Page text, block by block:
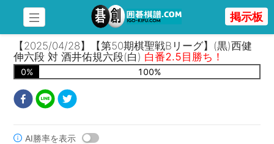
掲示板
【2025/04/28】【第50期棋聖戦Bリーグ】(黒)西健
伸六段 対 酒井佑規六段(白) 白番2.5目勝ち！
0% 100%
AI勝率を表示